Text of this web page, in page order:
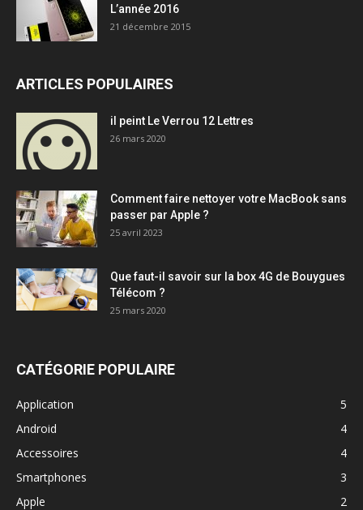
L’année 2016
21 décembre 2015
ARTICLES POPULAIRES
il peint Le Verrou 12 Lettres
26 mars 2020
Comment faire nettoyer votre MacBook sans
passer par Apple ?
25 avril 2023
Que faut-il savoir sur la box 4G de Bouygues
Télécom ?
25 mars 2020
CATÉGORIE POPULAIRE
Application
5
Android
4
Accessoires
4
Smartphones
3
Apple
2